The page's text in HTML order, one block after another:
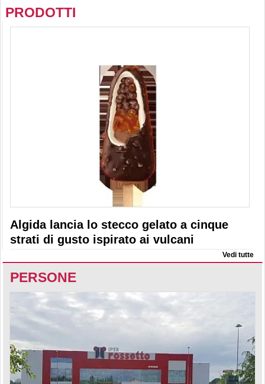
PRODOTTI
Algida lancia lo stecco gelato a cinque
strati di gusto ispirato ai vulcani
Vedi tutte
PERSONE